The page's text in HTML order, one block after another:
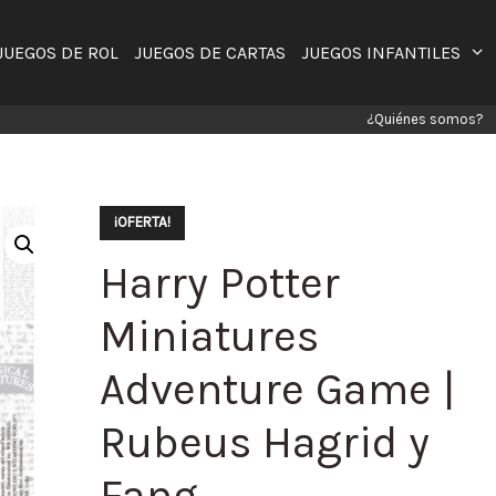
DE ROL JUEGOS DE CARTAS JUEGOS INFANTILES
¿Quiénes somos?
¡OFERTA!
Harry Potter
Miniatures
Adventure Game |
Rubeus Hagrid y